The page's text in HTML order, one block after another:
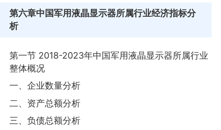
第六章中国军用液晶显示器所属行业经济指标分
析
第一节 2018-2023年中国军用液晶显示器所属行业
整体概况
一、企业数量分析
二、资产总额分析
三、负债总额分析